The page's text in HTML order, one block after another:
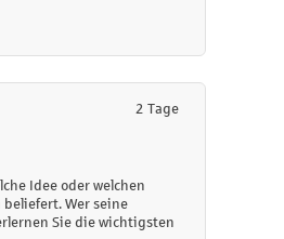
2 Tage
Idee oder welchen
Wer seine
Sie die wichtigsten